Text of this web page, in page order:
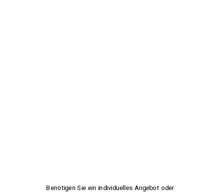
Benötigen Sie ein individuelles Angebot oder